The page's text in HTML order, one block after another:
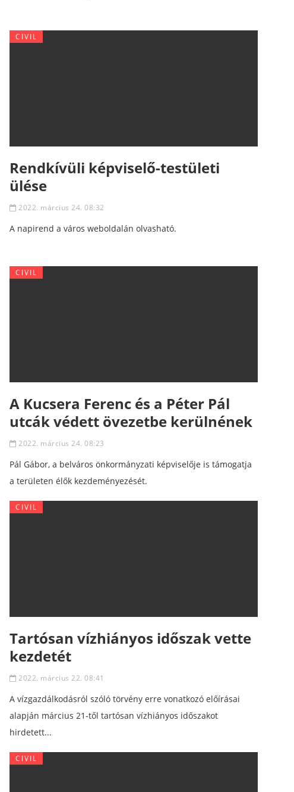
CIVIL
Rendkívüli képviselő-testületi
ülése
2022. március 24. 08:32
A napirend a város weboldalán olvasható.
CIVIL
A Kucsera Ferenc és a Péter Pál
utcák védett övezetbe kerülnének
2022. március 24. 08:23
Pál Gábor, a belváros önkormányzati képviselője is támogatja
a területen élők kezdeményezését.
CIVIL
Tartósan vízhiányos időszak vette
kezdetét
2022. március 22. 08:41
A vízgazdálkodásról szóló törvény erre vonatkozó előírásai
alapján március 21-től tartósan vízhiányos időszakot
hirdetett...
CIVIL